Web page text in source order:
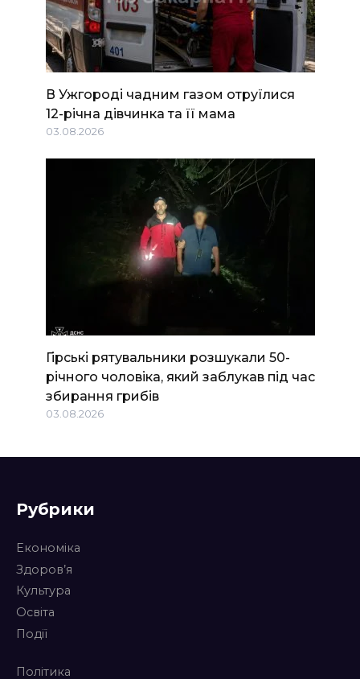
В Ужгороді чадним газом отруїлися
12-річна дівчинка та її мама
03.08.2026
Гірські рятувальники розшукали 50-
річного чоловіка, який заблукав під час
збирання грибів
03.08.2026
Рубрики
Економіка
Здоров’я
Культура
Освіта
Події
Політика